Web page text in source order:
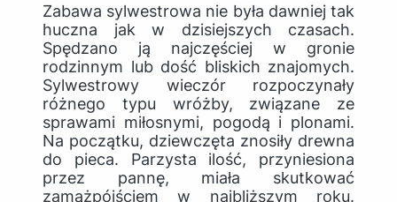
Zabawa sylwestrowa nie była dawniej tak
huczna jak w dzisiejszych czasach.
Spędzano ją najczęściej w gronie
rodzinnym lub dość bliskich znajomych.
Sylwestrowy wieczór rozpoczynały
różnego typu wróżby, związane ze
sprawami miłosnymi, pogodą i plonami.
Na początku, dziewczęta znosiły drewna
do pieca. Parzysta ilość, przyniesiona
przez pannę, miała skutkować
zamążpójściem w najbliższym roku.